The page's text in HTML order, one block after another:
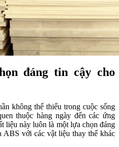
đáng tin cậy cho
không thể thiếu trong cuộc sống
thuộc hàng ngày đến các ứng
liệu này luôn là một lựa chọn đáng
ABS với các vật liệu thay thế khác